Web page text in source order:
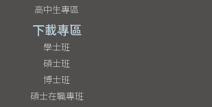
高中生專區
下載專區
學士班
碩士班
博士班
碩士在職專班